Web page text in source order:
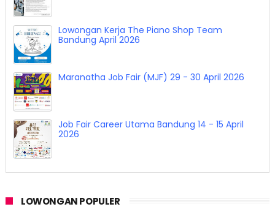
Lowongan Kerja The Piano Shop Team
Bandung April 2026
Maranatha Job Fair (MJF) 29 - 30 April 2026
Job Fair Career Utama Bandung 14 - 15 April
2026
LOWONGAN POPULER